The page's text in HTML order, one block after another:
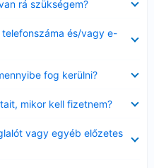
rá szükségem?
és/vagy e-
fog kerülni?
mikor kell fizetnem?
vagy egyéb előzetes